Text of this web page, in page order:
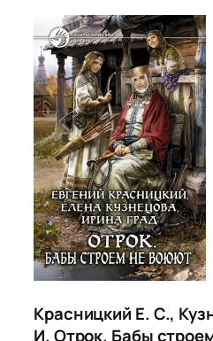
Красницкий Е. С.,
И. Отрок. Бабы